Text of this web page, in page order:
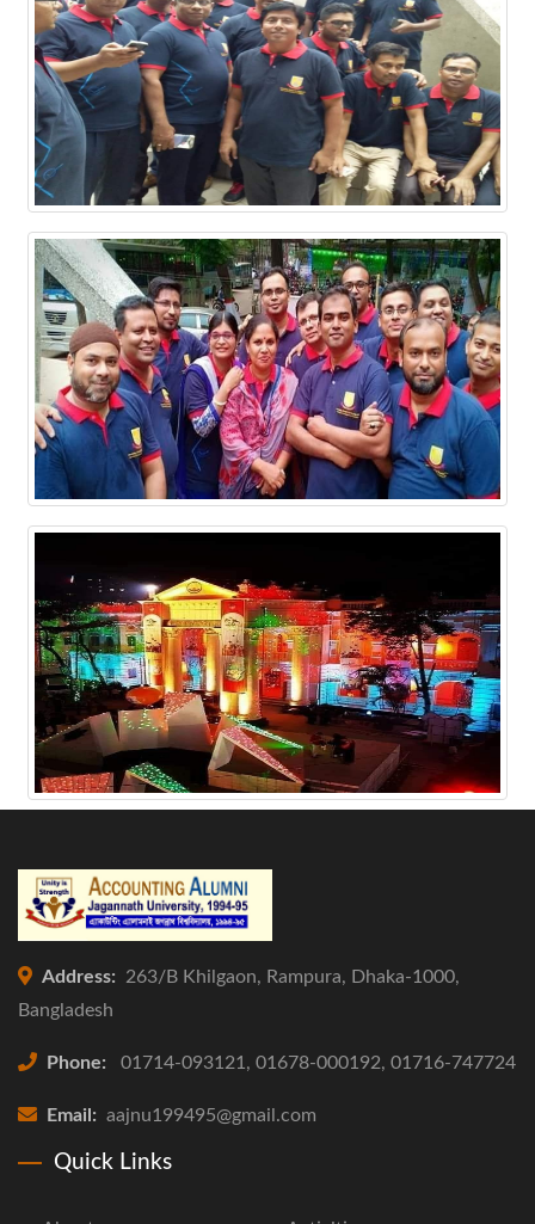
Address:
263/B Khilgaon, Rampura, Dhaka-1000,
Bangladesh
Phone: 01714-093121, 01678-000192, 01716-747724
Email: aajnu199495@gmail.com
Quick Links